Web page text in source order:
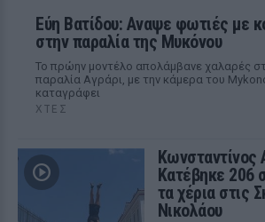
Εύη Βατίδου: Αναψε φωτιές με
στην παραλία της Μυκόνου
Το πρώην μοντέλο απολάμβανε χαλαρές
παραλία Αγράρι, με την κάμερα του
καταγράφει
ΧΤΕΣ
Κωνσταντίνος
Κατέβηκε 206
τα χέρια στις
Νικολάου